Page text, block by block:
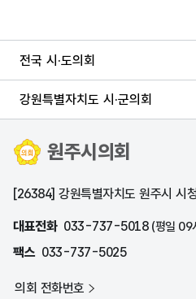
전국 시·도의회
강원특별자치도 시·군의회
원주시의회
[26384] 강원특별자치도 원주시 시
대표전화 033-737-5018 (평일
팩스 033-737-5025
의회 전화번호